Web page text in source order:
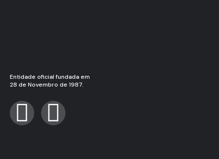
Entidade oficial fundada em
28 de Novembro de 1987.